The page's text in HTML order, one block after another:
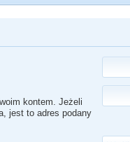
kontem. Jeżeli
jest to adres podany